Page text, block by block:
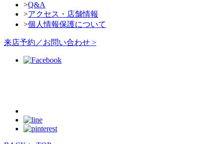
>Q&A
>アクセス・店舗情報
>個人情報保護について
来店予約／お問い合わせ >